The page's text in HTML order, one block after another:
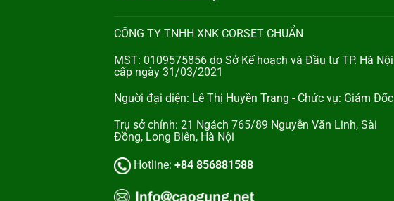
CÔNG TY TNHH XNK CORSET CHUẨN
MST: 0109575856 do Sở Kế hoạch và Đầu tư TP. Hà Nội
cấp ngày 31/03/2021
Nguời đại diện: Lê Thị Huyền Trang - Chức vụ: Giám Đốc
Trụ sở chính: 21 Ngách 765/89 Nguyễn Văn Linh, Sài
Đồng, Long Biên, Hà Nội
Hotline: +84 856881588